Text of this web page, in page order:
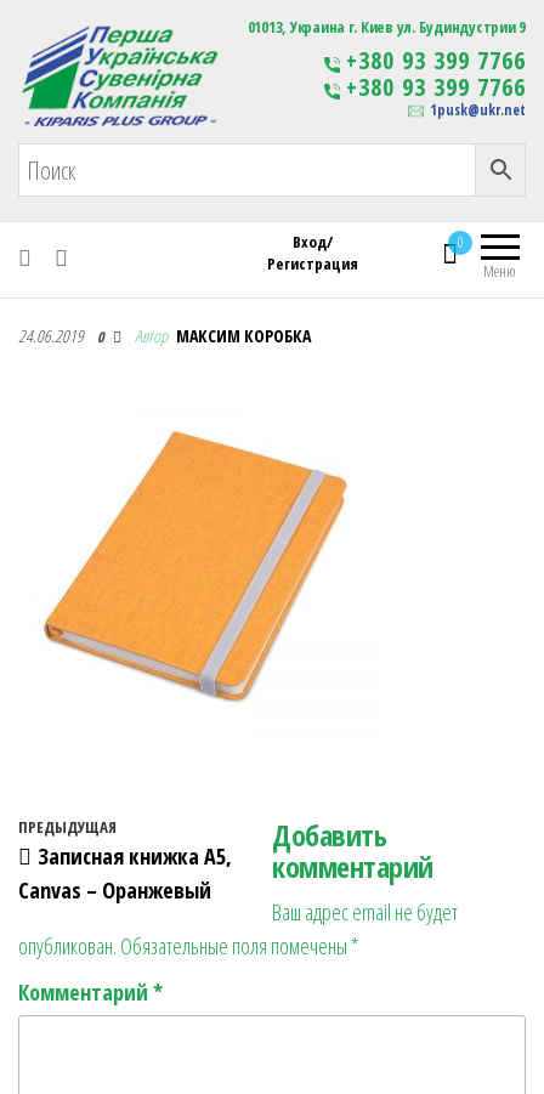
Первая Украинская Сувенирная Компания Изготовление
сувенирной продукции
с логотипом
01013, Украина г. Киев ул. Будиндустрии 9
+380 93 399 7766
+380 93 399 7766
1pusk@ukr.net
Меню
0
Вход/
Регистрация
Первая Украинская Сувенирная Компания
24.06.2019 0 Автор МАКСИМ КОРОБКА
Навигация по записям
Предыдущая запись
ПРЕДЫДУЩАЯ
Записная книжка А5,
Canvas – Оранжевый
Добавить
комментарий
Ваш адрес email не будет
опубликован. Обязательные поля помечены *
Комментарий *